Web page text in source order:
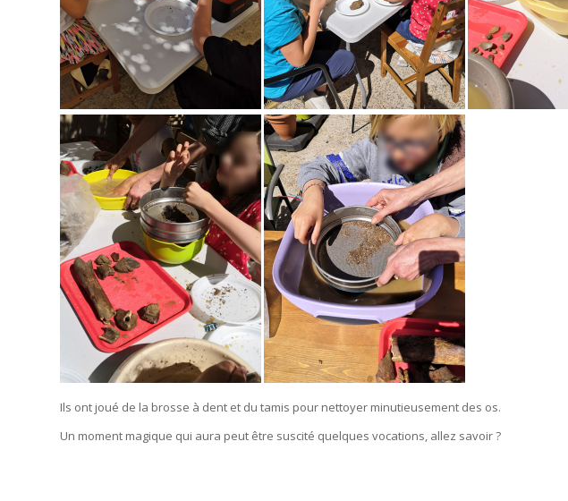
Ils ont joué de la brosse à dent et du tamis pour nettoyer minutieusement des os.
Un moment magique qui aura peut être suscité quelques vocations, allez savoir ?